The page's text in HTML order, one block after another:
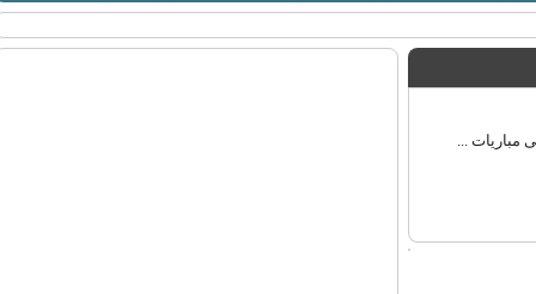
...